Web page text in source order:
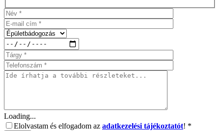
Loading...
Elolvastam és elfogadom az adatkezelési tájékoztatót! *